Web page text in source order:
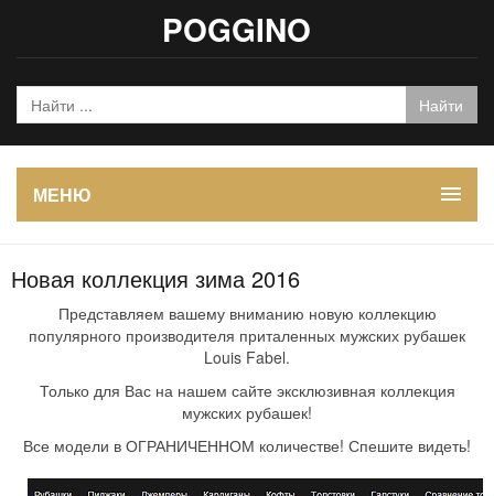
POGGINO
МЕНЮ
Новая коллекция зима 2016
Представляем вашему вниманию новую коллекцию
популярного производителя приталенных мужских рубашек
Louis Fabel.
Только для Вас на нашем сайте эксклюзивная коллекция
мужских рубашек!
Все модели в ОГРАНИЧЕННОМ количестве! Спешите видеть!